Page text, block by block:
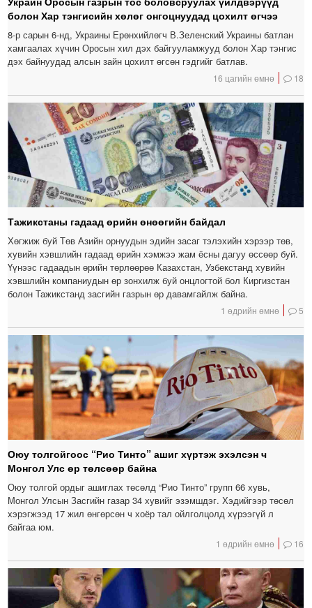
болон Хар тэнгисийн хөлөг онгоцнуудад цохилт өгчээ
8-р сарын 6-нд, Украины Ерөнхийлөгч В.Зеленский Украины батлан ​​
хамгаалах хүчин Оросын хил дэх байгууламжууд болон Хар тэнгис
дэх байнуудад алсын зайн цохилт өгсөн гэдгийг батлав.
16 цагийн өмнө 18
Тажикстаны гадаад өрийн өнөөгийн байдал
Хөгжиж буй Төв Азийн орнуудын эдийн засаг тэлэхийн хэрээр төв,
хувийн хэвшлийн гадаад өрийн хэмжээ жам ёсны дагуу өссөөр буй.
Үүнээс гадаадын өрийн төрлөөрөө Казахстан, Узбекстанд хувийн
хэвшлийн компаниудын өр зонхилж буй онцлогтой бол Киргизстан
болон Тажикстанд засгийн газрын өр давамгайлж байна.
1 өдрийн өмнө 5
Оюу толгойгоос “Рио Тинто” ашиг хүртэж эхэлсэн ч
Монгол Улс өр төлсөөр байна
Оюу толгой ордыг ашиглах төсөлд “Рио Тинто” групп 66 хувь,
Монгол Улсын Засгийн газар 34 хувийг эзэмшдэг. Хэдийгээр төсөл
хэрэгжээд 17 жил өнгөрсөн ч хоёр тал ойлголцолд хүрээгүй л
байгаа юм.
1 өдрийн өмнө 16